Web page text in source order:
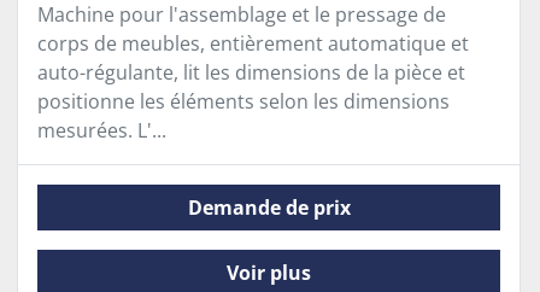
Machine pour l'assemblage et le pressage de
corps de meubles, entièrement automatique et
auto-régulante, lit les dimensions de la pièce et
positionne les éléments selon les dimensions
mesurées. L'...
Demande de prix
Voir plus